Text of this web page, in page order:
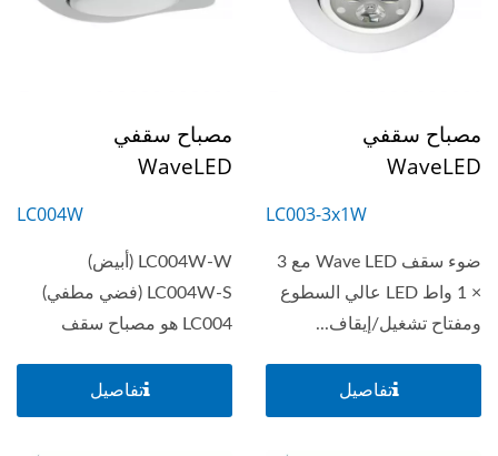
مصباح سقفي
WaveLED
LC003-3x1W
ضوء سقف Wave LED مع 3
× 1 واط LED عالي السطوع
ومفتاح تشغيل/إيقاف...
تفاصيل
مصباح سقفي
WaveLED
LC004W
LC004W-W (أبيض)
LC004W-S (فضي مطفي)
LC004 هو مصباح سقف
تفاصيل